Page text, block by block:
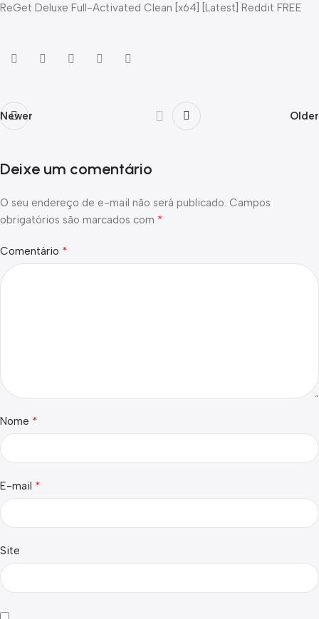
ReGet Deluxe Full-Activated Clean [x64] [Latest] Reddit FREE
Newer Older
Deixe um comentário
O seu endereço de e-mail não será publicado. Campos
obrigatórios são marcados com *
Comentário *
Nome *
E-mail *
Site